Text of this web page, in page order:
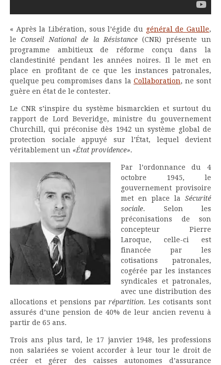
« Après la Libération, sous l’égide du général de Gaulle,
leConseil National de la Résistance(CNR) présente un
programme ambitieux de réforme conçu dans la
clandestinité pendant les années noires. Il le met en
place en profitant de ce que les instances patronales,
quelque peu compromises dans la Collaboration, ne sont
guère en état de le contester.
Le CNR s’inspire du système bismarckien et surtout du
rapport de Lord Beveridge, ministre du gouvernement
Churchill, qui préconise dès 1942 un système global de
protection sociale appuyé sur l’État, lequel devient
véritablement un «État providence».
Par l’ordonnance du 4
octobre 1945, le
gouvernement provisoire
met en place la Sécurité
sociale. Selon les
préconisations de son
concepteur Pierre
Laroque, celle-ci est
financée par les
cotisations patronales,
cogérée par les instances
syndicales et patronales,
avec une distribution des
allocations et pensions parrépartition. Les cotisants sont
assurés d’une pension de 40% de leur ancien revenu à
partir de 65 ans.
Trois ans plus tard, le 17 janvier 1948, les professions
non salariées se voient accorder à leur tour le droit de
créer et gérer des caisses autonomes d’assurance